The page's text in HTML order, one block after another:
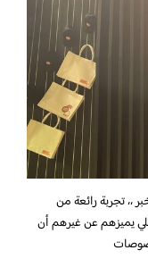
،، تجربة رائعة من
يميزهم عن غيرهم أن